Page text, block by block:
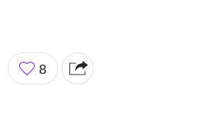
좋
아
8